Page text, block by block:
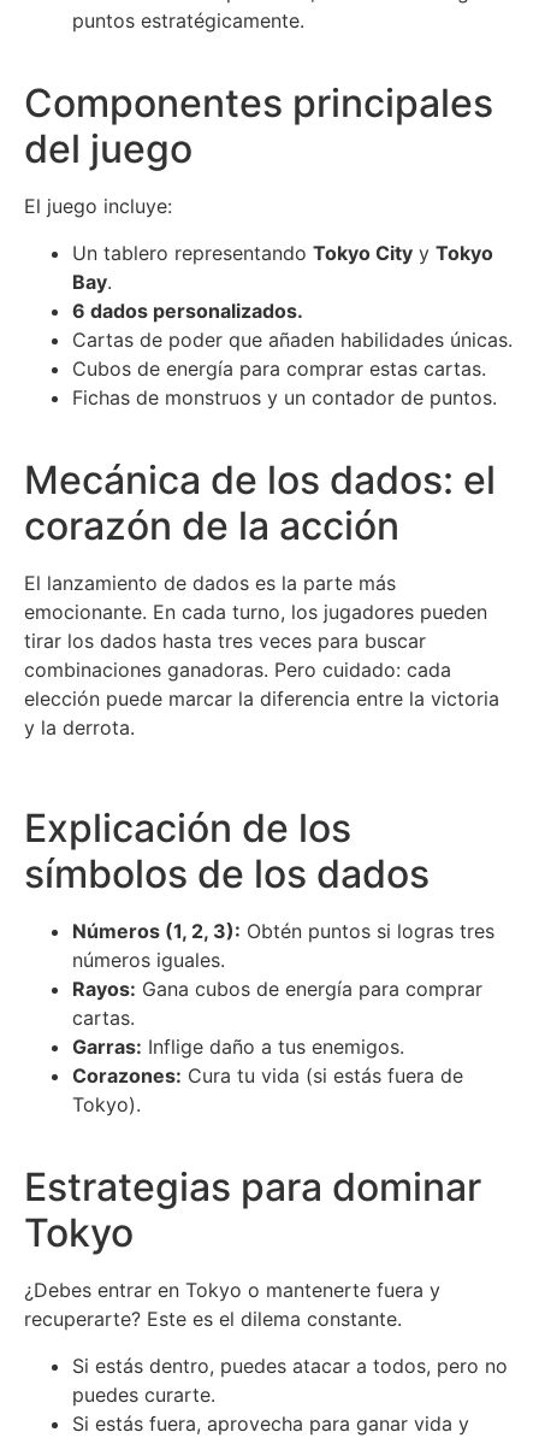
puntos estratégicamente.
Componentes principales
del juego
El juego incluye:
Un tablero representando Tokyo City y Tokyo
Bay.
6 dados personalizados.
Cartas de poder que añaden habilidades únicas.
Cubos de energía para comprar estas cartas.
Fichas de monstruos y un contador de puntos.
Mecánica de los dados: el
corazón de la acción
El lanzamiento de dados es la parte más
emocionante. En cada turno, los jugadores pueden
tirar los dados hasta tres veces para buscar
combinaciones ganadoras. Pero cuidado: cada
elección puede marcar la diferencia entre la victoria
y la derrota.
Explicación de los
símbolos de los dados
Números (1, 2, 3): Obtén puntos si logras tres
números iguales.
Rayos: Gana cubos de energía para comprar
cartas.
Garras: Inflige daño a tus enemigos.
Corazones: Cura tu vida (si estás fuera de
Tokyo).
Estrategias para dominar
Tokyo
¿Debes entrar en Tokyo o mantenerte fuera y
recuperarte? Este es el dilema constante.
Si estás dentro, puedes atacar a todos, pero no
puedes curarte.
Si estás fuera, aprovecha para ganar vida y